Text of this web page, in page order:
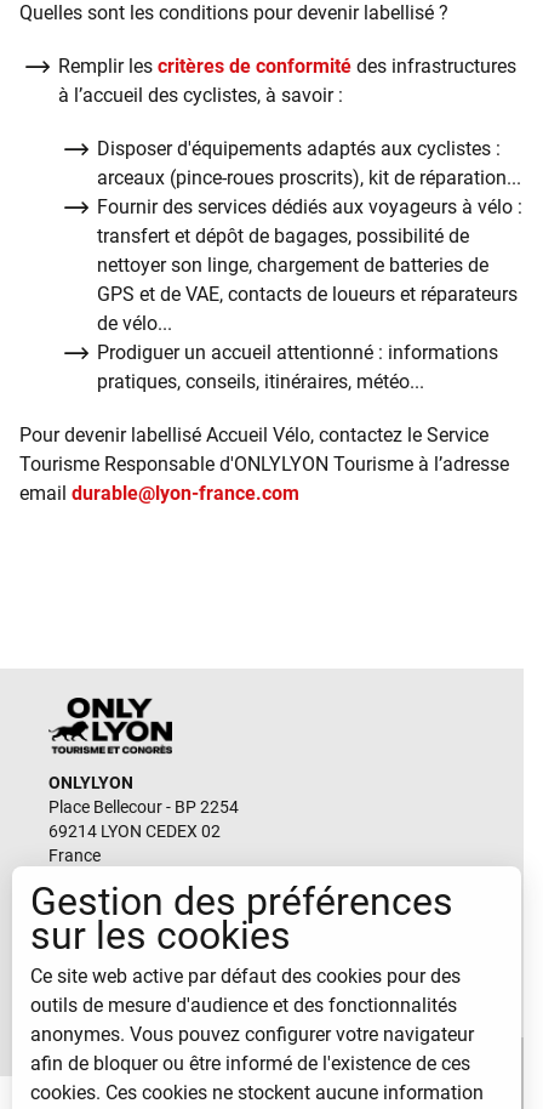
Quelles sont les conditions pour devenir labellisé ?
Remplir les critères de conformité des infrastructures
à l’accueil des cyclistes, à savoir :
Disposer d'équipements adaptés aux cyclistes :
arceaux (pince-roues proscrits), kit de réparation...
Fournir des services dédiés aux voyageurs à vélo :
transfert et dépôt de bagages, possibilité de
nettoyer son linge, chargement de batteries de
GPS et de VAE, contacts de loueurs et réparateurs
de vélo...
Prodiguer un accueil attentionné : informations
pratiques, conseils, itinéraires, météo...
Pour devenir labellisé Accueil Vélo, contactez le Service
Tourisme Responsable d'ONLYLYON Tourisme à l’adresse
email durable@lyon-france.com
ONLYLYON
Place Bellecour - BP 2254
69214 LYON CEDEX 02
France
Email
durable@lyon-france.com
CONTACTEZ-NOUS
Gestion des préférences
sur les cookies
Ce site web active par défaut des cookies pour des
outils de mesure d'audience et des fonctionnalités
anonymes. Vous pouvez configurer votre navigateur
afin de bloquer ou être informé de l'existence de ces
cookies. Ces cookies ne stockent aucune information